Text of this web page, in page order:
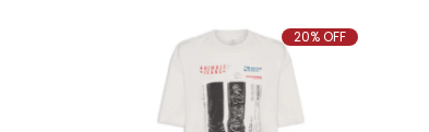
20% OFF